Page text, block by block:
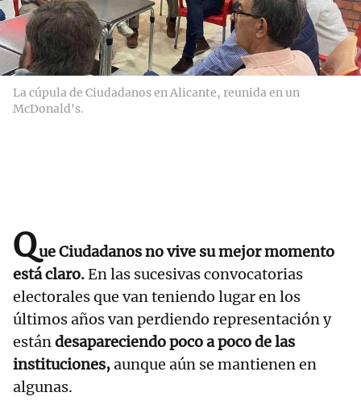
La cúpula de Ciudadanos en Alicante, reunida en un
McDonald's.
Que Ciudadanos no vive su mejor momento
está claro.En las sucesivas convocatorias
electorales que van teniendo lugar en los
últimos años van perdiendo representación y
estándesapareciendo poco a poco de las
instituciones,aunque aún se mantienen en
algunas.